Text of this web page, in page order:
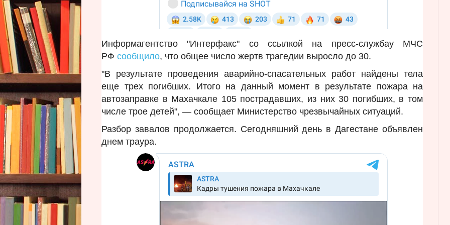
Информагентство "Интерфакс" со ссылкой на пресс-службау МЧС
РФ сообщило, что общее число жертв трагедии выросло до 30.
"В результате проведения аварийно-спасательных работ найдены тела
еще трех погибших. Итого на данный момент в результате пожара на
автозаправке в Махачкале 105 пострадавших, из них 30 погибших, в том
числе трое детей", — сообщает Министерство чрезвычайных ситуаций.
Разбор завалов продолжается. Сегодняшний день в Дагестане объявлен
днем траура.